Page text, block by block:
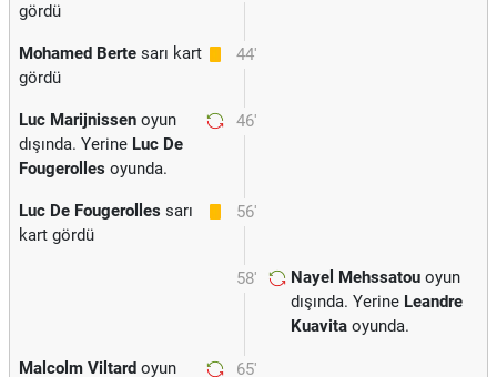
gördü
44'
Mohamed Berte sarı kart
gördü
46'
Luc Marijnissen oyun
dışında. Yerine Luc De
Fougerolles oyunda.
56'
Luc De Fougerolles sarı
kart gördü
58' Nayel Mehssatou oyun
dışında. Yerine Leandre
Kuavita oyunda.
65'
Malcolm Viltard oyun